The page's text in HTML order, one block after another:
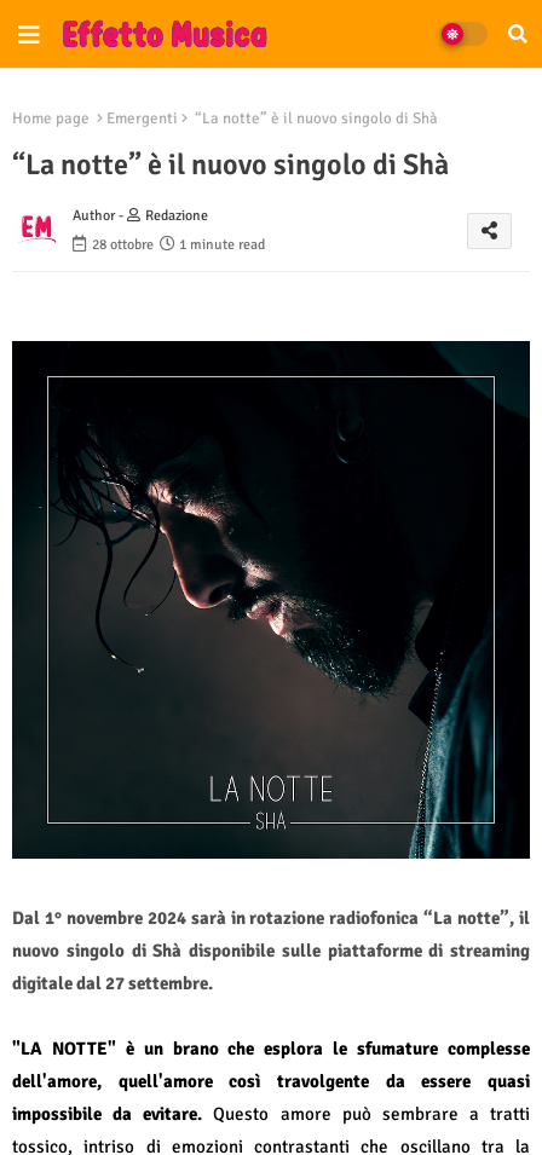
Home page Emergenti “La notte” è il nuovo singolo di Shà
“La notte” è il nuovo singolo di Shà
Author -
Redazione
28 ottobre
1 minute read
Dal 1° novembre 2024 sarà in rotazione radiofonica “La notte”, il
nuovo singolo di Shà disponibile sulle piattaforme di streaming
digitale dal 27 settembre.
"LA NOTTE" è un brano che esplora le sfumature complesse
dell'amore, quell'amore così travolgente da essere quasi
impossibile da evitare.Questo amore può sembrare a tratti
tossico, intriso di emozioni contrastanti che oscillano tra la